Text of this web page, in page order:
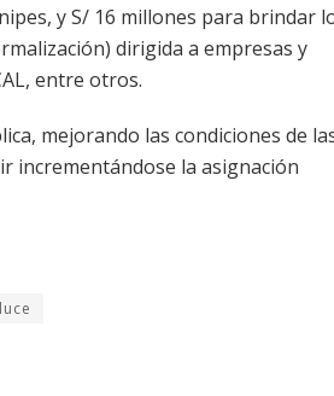
y S/ 16 millones para brindar
dirigida a empresas y
entre otros.
mejorando las condiciones de
incrementándose la asignación